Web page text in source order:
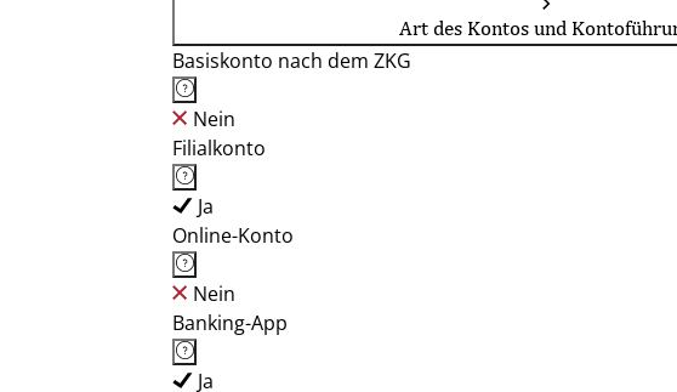
Art des Kontos und
Basiskonto nach dem ZKG
Nein
Filialkonto
Ja
Online-Konto
Nein
Banking-App
Ja